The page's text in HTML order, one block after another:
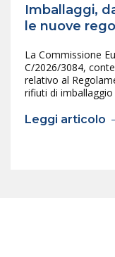
Imballaggi,
le nuove
La Commissione
C/2026/3084,
relativo al
rifiuti di imballaggio
Leggi articolo